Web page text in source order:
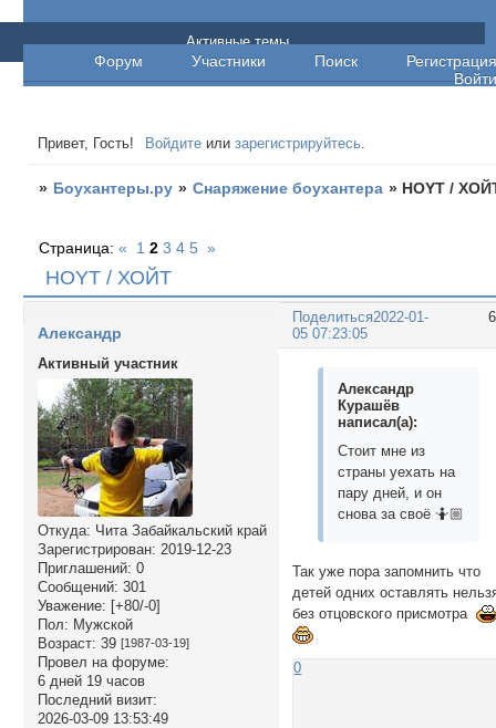
Боухантеры.ру
Форум Участники Поиск
Регистрация
Войти
Активные темы
Привет, Гость! Войдите илизарегистрируйтесь.
» Боухантеры.ру » Снаряжение боухантера » HOYT /
HOYT / ХОЙТ
Страница:« 1 2 3 4 5 »
Поделиться2022-01-
05 07:23:05
Александр
Активный участник
Откуда: Чита Забайкальский край
Зарегистрирован: 2019-12-23
Приглашений: 0
Сообщений: 301
Уважение: [+80/-0]
Пол: Мужской
Возраст: 39 [1987-03-19]
Провел на форуме:
6 дней 19 часов
Последний визит:
2026-03-09 13:53:49
Александр
Курашёв
написал(а):
Стоит мне из
страны уехать на
пару дней, и он
снова за своё 🤷🏼
Так уже пора запомнить что
детей одних оставлять
без отцовского присмотра
0